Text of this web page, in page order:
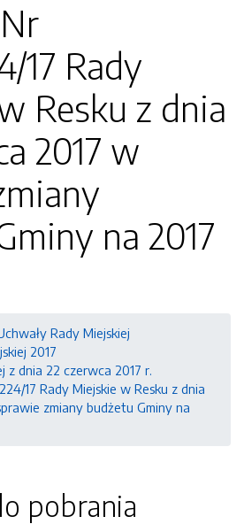
17 Rady
Resku z dnia
2017 w
na 2017
Rady Miejskiej
2017
z dnia 22 czerwca 2017 r.
17 Rady Miejskie w Resku z dnia
zmiany budżetu Gminy na
pobrania